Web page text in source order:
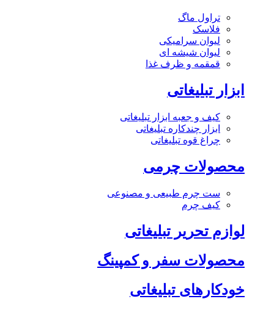
تراول ماگ
فلاسک
لیوان سرامیکی
لیوان شیشه ای
قمقمه و ظرف غذا
ابزار تبلیغاتی
کیف و جعبه ابزار تبلیغاتی
ابزار چندکاره تبلیغاتی
چراغ قوه تبلیغاتی
محصولات چرمی
ست چرم طبیعی و مصنوعی
کیف چرم
لوازم تحریر تبلیغاتی
محصولات سفر و کمپینگ
خودکارهای تبلیغاتی